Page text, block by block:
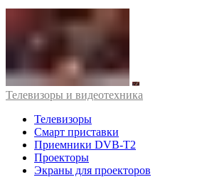
Телевизоры и видеотехника
Телевизоры
Смарт приставки
Приемники DVB-T2
Проекторы
Экраны для проекторов